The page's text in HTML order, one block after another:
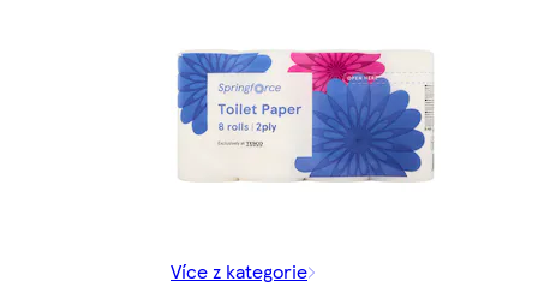
Více z kategorie